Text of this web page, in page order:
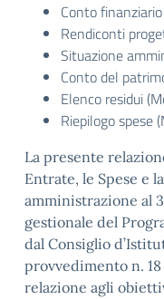
Conto
Rendiconti
Situazione
Conto del
Elenco residui
Riepilogo spese
La presente
Entrate, le Spese e
amministrazione al
gestionale del
dal Consiglio
provvedimento n.
relazione agli